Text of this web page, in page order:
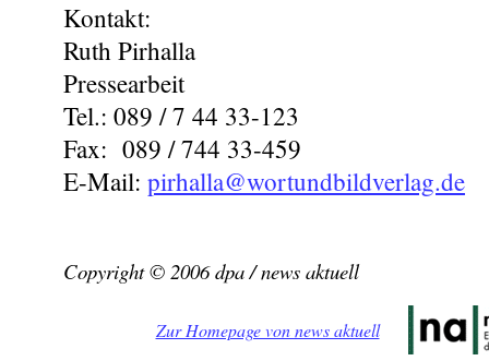
Kontakt:
Ruth Pirhalla
Pressearbeit
Tel.: 089 / 7 44 33-123
Fax: 089 / 744 33-459
E-Mail: pirhalla@wortundbildverlag.de
Copyright © 2006 dpa / news aktuell
Zur Homepage von news aktuell